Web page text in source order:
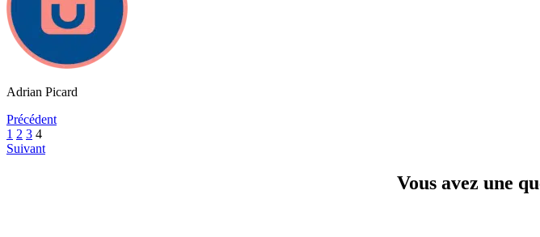
Adrian Picard
Précédent
1 2 3 4
Suivant
Vous avez une